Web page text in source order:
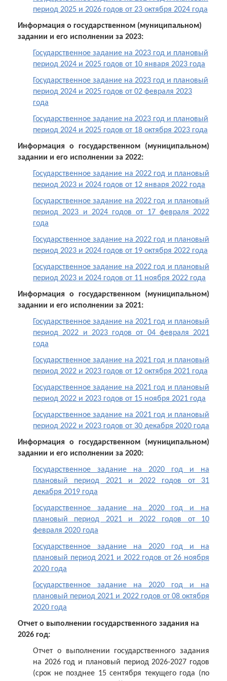
деятельности на 2021 год и плановый период
2022 и 2023 годов от 06.12.2021 года
Копия плана финансово-хозяйственной
деятельности на 2021 год и плановый период
2022 и 2023 годов от 10.12.2021 года
Копия плана финансово-хозяйственной
деятельности на 2021 год и плановый период
2022 и 2023 годов от 20.12.2021 года
Копия плана финансово-хозяйственной
деятельности на 2021 год и плановый период
2022 и 2023 годов от 28.12.2021 года
Копия плана финансово-хозяйственной
деятельности на 2020 год и плановый период
2021 и 2022 годов от 11.06.2020 года
Копия плана финансово-хозяйственной
деятельности на 2020 год и плановый период
Копия плана финансово-хозяйственной
деятельности на 2020 год и плановый период
Копия плана финансово-хозяйственной
2021 и 2022 годов от 02.10.2020 года
деятельности на 2020 год и плановый период
2021 и 2022 годов от 14.10.2020 года
Копия плана финансово-хозяйственной
деятельности на 2020 год и плановый период
2021 и 2022 годов от 10.11.2020 года
Копия плана финансово-хозяйственной
деятельности на 2020 год и плановый период
2021 и 2022 годов от 03.12.2020 года
Копия плана финансово-хозяйственной
деятельности на 2020 год и плановый период
2021 и 2022 годов от 16.12.2020 года
Копия плана финансово-хозяйственной
деятельности на 2020 год и плановый период
2021 и 2022 годов от 24.12.2020 года
период 2025 и 2026 годов от 23 октября 2024 года
Информация о государственном (муниципальном)
задании и его исполнении за 2023:
Государственное задание на 2023 год и плановый
период 2024 и 2025 годов от 10 января 2023 года
Государственное задание на 2023 год и плановый
период 2024 и 2025 годов от 02 февраля 2023
года
Государственное задание на 2023 год и плановый
период 2024 и 2025 годов от 18 октября 2023 года
Информация о государственном (муниципальном)
задании и его исполнении за 2022:
Государственное задание на 2022 год и плановый
период 2023 и 2024 годов от 12 января 2022 года
Государственное задание на 2022 год и плановый
период 2023 и 2024 годов от 17 февраля 2022
года
Государственное задание на 2022 год и плановый
период 2023 и 2024 годов от 19 октября 2022 года
Государственное задание на 2022 год и плановый
период 2023 и 2024 годов от 11 ноября 2022 года
Информация о государственном (муниципальном)
задании и его исполнении за 2021:
Государственное задание на 2021 год и плановый
период 2022 и 2023 годов от 04 февраля 2021
года
Государственное задание на 2021 год и плановый
период 2022 и 2023 годов от 12 октября 2021 года
Государственное задание на 2021 год и плановый
период 2022 и 2023 годов от 15 ноября 2021 года
Государственное задание на 2021 год и плановый
период 2022 и 2023 годов от 30 декабря 2020 года
Информация о государственном (муниципальном)
задании и его исполнении за 2020:
Государственное задание на 2020 год и на
плановый период 2021 и 2022 годов от 31
декабря 2019 года
Государственное задание на 2020 год и на
плановый период 2021 и 2022 годов от 10
февраля 2020 года
Государственное задание на 2020 год и на
плановый период 2021 и 2022 годов от 26 ноября
2020 года
Государственное задание на 2020 год и на
плановый период 2021 и 2022 годов от 08 октября
2020 года
Отчет о выполнении государственного задания на
2026 год:
Отчет о выполнении государственного задания
на 2026 год и плановый период 2026-2027 годов
(срок не позднее 15 сентября текущего года (по